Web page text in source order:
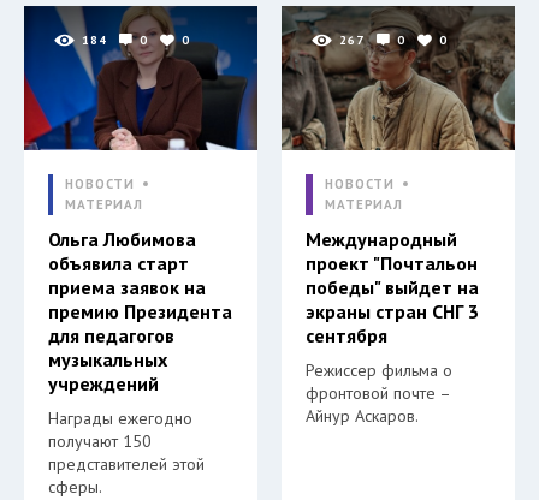
184 0 0
НОВОСТИ
МАТЕРИАЛ
Ольга Любимова
объявила старт
приема заявок на
премию Президента
для педагогов
музыкальных
учреждений
Награды ежегодно
получают 150
представителей этой
сферы.
267 0 0
НОВОСТИ
МАТЕРИАЛ
Международный
проект "Почтальон
победы" выйдет на
экраны стран СНГ 3
сентября
Режиссер фильма о
фронтовой почте –
Айнур Аскаров.